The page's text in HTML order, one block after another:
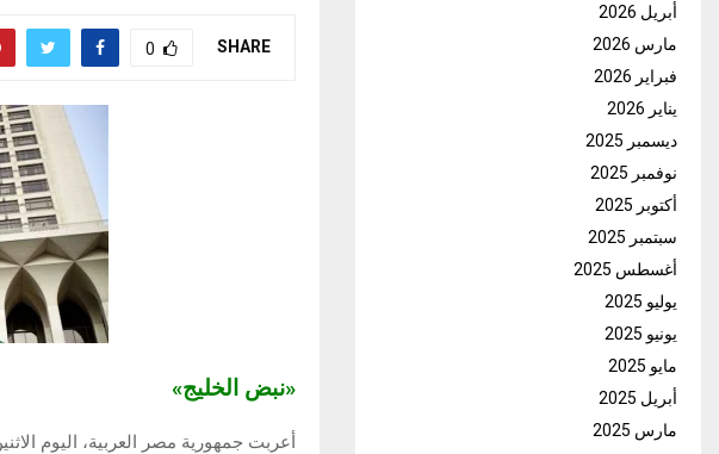
SHARE
0
«نبض الخليج»
أعربت جمهورية مصر العربية، اليوم
أبريل 2026
مارس 2026
فبراير 2026
يناير 2026
ديسمبر 2025
نوفمبر 2025
أكتوبر 2025
سبتمبر 2025
أغسطس 2025
يوليو 2025
يونيو 2025
مايو 2025
أبريل 2025
مارس 2025